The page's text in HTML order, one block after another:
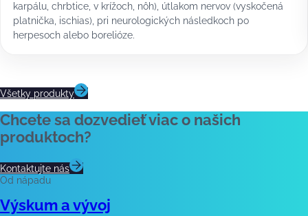
karpálu, chrbtice, v krížoch, nôh), útlakom nervov (vyskočená
platnička, ischias), pri neurologických následkoch po
herpesoch alebo borelióze.
Všetky produkty
Chcete sa dozvedieť viac o našich
produktoch?
Kontaktujte nás
Od nápadu
Výskum a vývoj